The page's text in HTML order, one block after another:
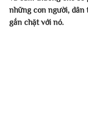
những con người, dân
gắn chặt với nó.